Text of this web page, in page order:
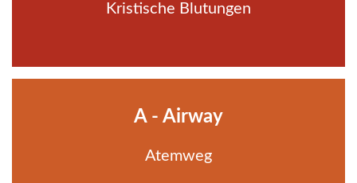
Kristische Blutungen
A - Airway
Atemweg